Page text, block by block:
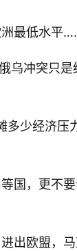
洲最低水平
乌冲突只是
多少经济压
国，更不
出欧盟，